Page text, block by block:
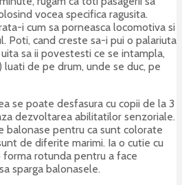
vocea specifica ragusita.
i cum sa porneasca locomotiva si
Poti, cand creste sa-i pui o palariuta
sa ii povestesti ce se intampla,
de pe drum, unde se duc, pe
se poate desfasura cu copii de la 3
dezvoltarea abilitatilor senzoriale.
balonase pentru ca sunt colorate
de diferite marimi. Ia o cutie cu
rotunda pentru a face
sparga balonasele.